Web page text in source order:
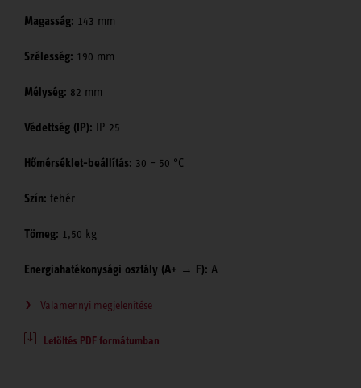
Magasság: 143 mm
Szélesség: 190 mm
Mélység: 82 mm
Védettség (IP): IP 25
Hőmérséklet-beállítás: 30 – 50 °C
Szín: fehér
Tömeg: 1,50 kg
Energiahatékonysági osztály (A+ → F): A
Valamennyi megjelenítése
Letöltés PDF formátumban